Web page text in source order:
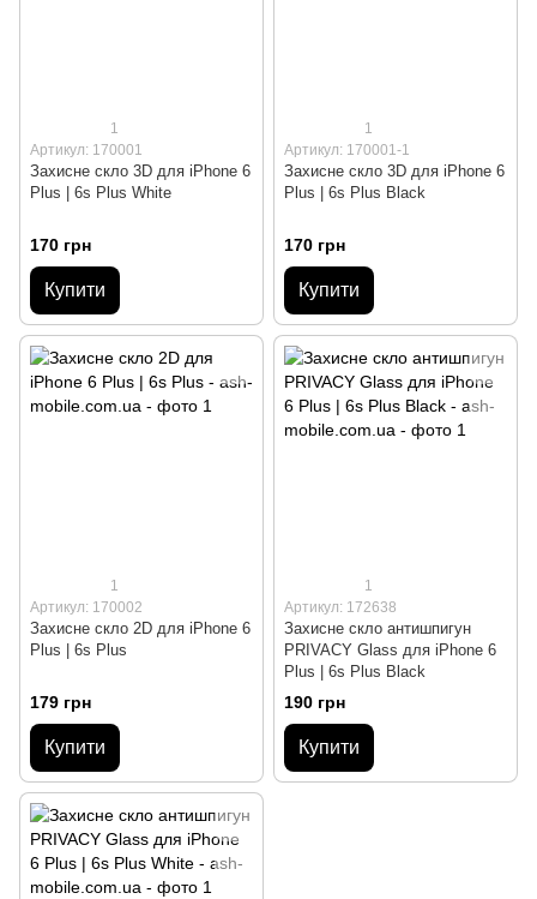
1
Артикул: 170001
Захисне скло 3D для iPhone 6
Plus | 6s Plus White
170 грн
Купити
1
Артикул: 170001-1
Захисне скло 3D для iPhone 6
Plus | 6s Plus Black
170 грн
Купити
1
Артикул: 170002
Захисне скло 2D для iPhone 6
Plus | 6s Plus
179 грн
Купити
1
Артикул: 172638
Захисне скло антишпигун
PRIVACY Glass для iPhone 6
Plus | 6s Plus Black
190 грн
Купити